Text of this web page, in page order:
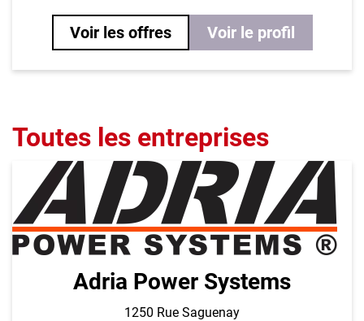
Voir les offres Voir le profil
Toutes les entreprises
Adria Power Systems
1250 Rue Saguenay